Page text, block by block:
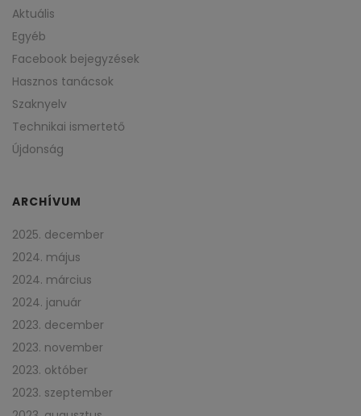
Aktuális
Egyéb
Facebook bejegyzések
Hasznos tanácsok
Szaknyelv
Technikai ismertető
Újdonság
ARCHÍVUM
2025. december
2024. május
2024. március
2024. január
2023. december
2023. november
2023. október
2023. szeptember